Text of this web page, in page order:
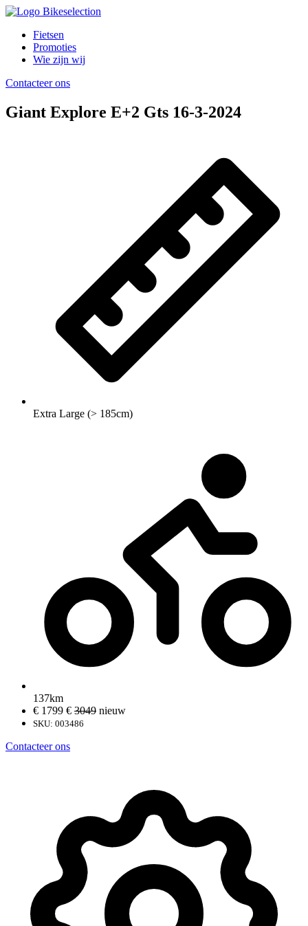
Fietsen
Promoties
Wie zijn wij
Contacteer ons
Giant Explore E+2 Gts 16-3-2024
Extra Large (> 185cm)
137km
€ 1799 € 3049 nieuw
SKU: 003486
Contacteer ons